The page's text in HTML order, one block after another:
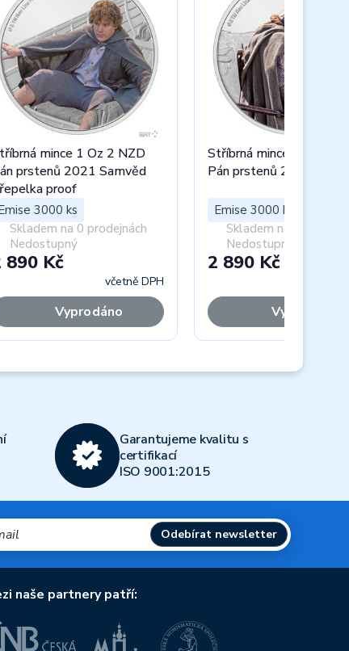
mince 1 Oz 2 NZD
prstenů 2021 Samvěd
proof
3000 ks
Skladem na 0 prodejnách
Nedostupný
890 Kč
včetně DPH
Vyprodáno
Stříbrná mince 1 Oz 2
Pán prstenů 2022 Gimli
Emise 3000 ks
Skladem na 0
Nedostupný
2 890 Kč
Vyprodáno
Garantujeme kvalitu s
certifikací
ISO 9001:2015
Odebírat newsletter
naše partnery patří: